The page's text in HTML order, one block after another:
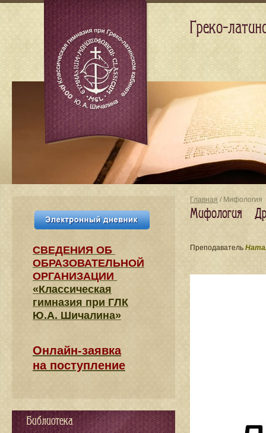
Главная / Мифология
Мифология
Преподаватель
СВЕДЕНИЯ​ ОБ
ОБРАЗОВАТЕЛЬНОЙ
ОРГАНИЗАЦИИ
«Классическая
гимназия при ГЛК
Ю.А. Шичалина»
Онлайн-заявка
на поступление
Библиотека
Греко-